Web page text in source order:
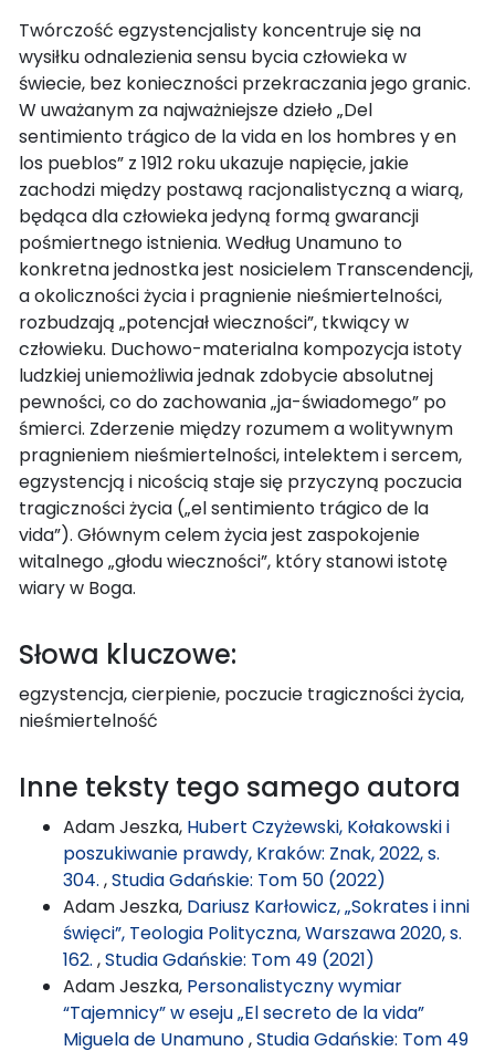
Twórczość egzystencjalisty koncentruje się na
wysiłku odnalezienia sensu bycia człowieka w
świecie, bez konieczności przekraczania jego granic.
W uważanym za najważniejsze dzieło „Del
sentimiento trágico de la vida en los hombres y en
los pueblos” z 1912 roku ukazuje napięcie, jakie
zachodzi między postawą racjonalistyczną a wiarą,
będąca dla człowieka jedyną formą gwarancji
pośmiertnego istnienia. Według Unamuno to
konkretna jednostka jest nosicielem Transcendencji,
a okoliczności życia i pragnienie nieśmiertelności,
rozbudzają „potencjał wieczności”, tkwiący w
człowieku. Duchowo-materialna kompozycja istoty
ludzkiej uniemożliwia jednak zdobycie absolutnej
pewności, co do zachowania „ja-świadomego” po
śmierci. Zderzenie między rozumem a wolitywnym
pragnieniem nieśmiertelności, intelektem i sercem,
egzystencją i nicością staje się przyczyną poczucia
tragiczności życia („el sentimiento trágico de la
vida”). Głównym celem życia jest zaspokojenie
witalnego „głodu wieczności”, który stanowi istotę
wiary w Boga.
Słowa kluczowe:
egzystencja, cierpienie, poczucie tragiczności życia,
nieśmiertelność
Inne teksty tego samego autora
Adam Jeszka, Hubert Czyżewski, Kołakowski i
poszukiwanie prawdy, Kraków: Znak, 2022, s.
304. ,Studia Gdańskie: Tom 50 (2022)
Adam Jeszka, Dariusz Karłowicz, „Sokrates i inni
święci”, Teologia Polityczna, Warszawa 2020, s.
162. ,Studia Gdańskie: Tom 49 (2021)
Adam Jeszka, Personalistyczny wymiar
“Tajemnicy” w eseju „El secreto de la vida”
Miguela de Unamuno,Studia Gdańskie: Tom 49